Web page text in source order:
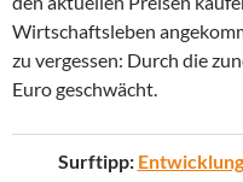
Wirtschaftsleben
zu vergessen: Durch die
Euro geschwächt.
Surftipp: